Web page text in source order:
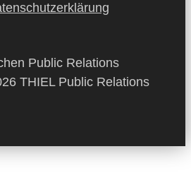
Public Relations
THIEL Public Relations